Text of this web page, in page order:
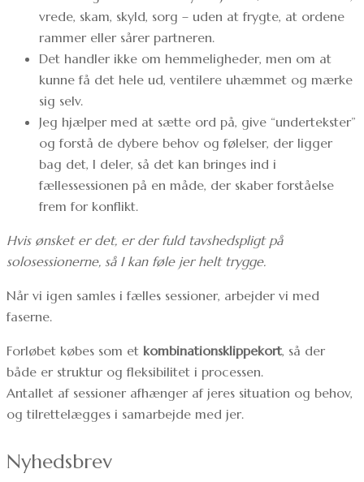
vrede, skam, skyld, sorg – uden at frygte, at ordene
rammer eller sårer partneren.
Det handler ikke om hemmeligheder, men om at
kunne få det hele ud, ventilere uhæmmet og mærke
sig selv.
Jeg hjælper med at sætte ord på, give “undertekster”
og forstå de dybere behov og følelser, der ligger
bag det, I deler, så det kan bringes ind i
fællessessionen på en måde, der skaber forståelse
frem for konflikt.
Hvis ønsket er det, er der fuld tavshedspligt på
solosessionerne, så I kan føle jer helt trygge.
Når vi igen samles i fælles sessioner, arbejder vi med
faserne.
Forløbet købes som et kombinationsklippekort, så der
både er struktur og fleksibilitet i processen.
Antallet af sessioner afhænger af jeres situation og behov,
og tilrettelægges i samarbejde med jer.
Nyhedsbrev